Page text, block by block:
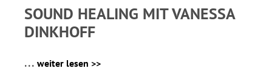
SOUND HEALING MIT VANESSA
DINKHOFF
... weiter lesen >>